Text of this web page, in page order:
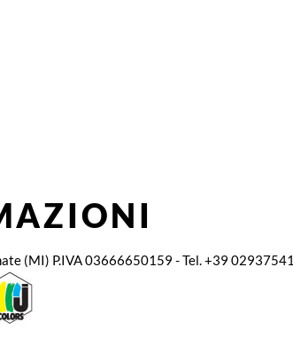
(MI) P.IVA 03666650159 - Tel. +39 02937541